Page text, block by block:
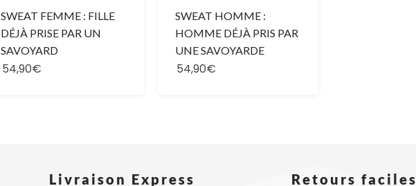
SWEAT FEMME : FILLE
DÉJÀ PRISE PAR UN
SAVOYARD
54,90€
SWEAT HOMME :
HOMME DÉJÀ PRIS PAR
UNE SAVOYARDE
54,90€
Livraison Express Retours faciles